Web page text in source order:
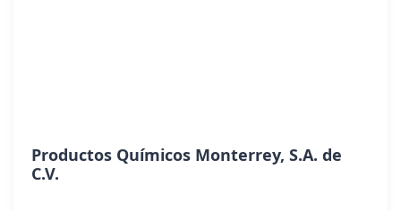
Productos Químicos Monterrey, S.A. de
C.V.